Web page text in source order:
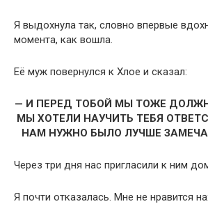
Я выдохнула так, словно впервые
момента, как вошла.
Её муж повернулся к Хлое и сказал:
— И ПЕРЕД ТОБОЙ МЫ ТОЖЕ
МЫ ХОТЕЛИ НАУЧИТЬ ТЕБЯ
НАМ НУЖНО БЫЛО ЛУЧШЕ
Через три дня нас пригласили к ним
Я почти отказалась. Мне не нравится